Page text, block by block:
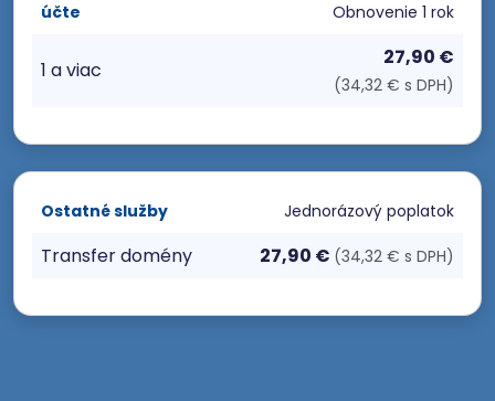
účte
Obnovenie 1 rok
1 a viac
27,90 €
(34,32 € s DPH)
Ostatné služby Jednorázový poplatok
Transfer domény 27,90 € (34,32 € s DPH)